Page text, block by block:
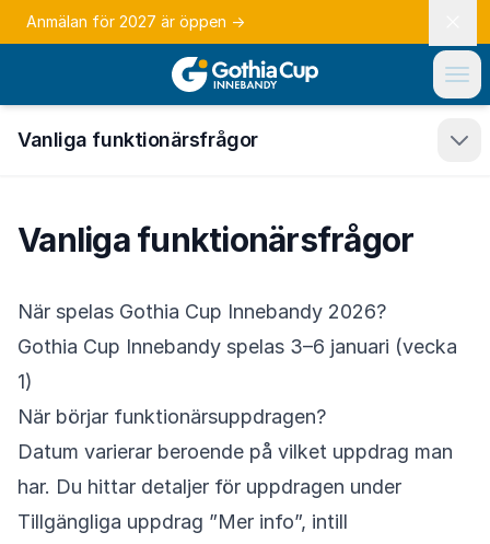
Anmälan för 2027 är öppen →
Vanliga funktionärsfrågor
Vanliga funktionärsfrågor
När spelas Gothia Cup Innebandy 2026?
Gothia Cup Innebandy spelas 3–6 januari (vecka
1)
När börjar funktionärsuppdragen?
Datum varierar beroende på vilket uppdrag man
har. Du hittar detaljer för uppdragen under
Tillgängliga uppdrag ”Mer info”, intill